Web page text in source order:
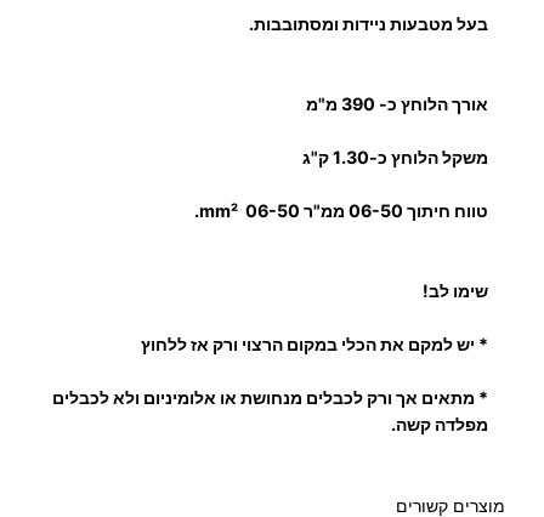
בעל מטבעות ניידות ומסתובבות.
אורך הלוחץ כ- 390 מ"מ
משקל הלוחץ כ-1.30 ק"ג
טווח חיתוך 06-50 ממ"ר mm² 06-50.
שימו לב!
* יש למקם את הכלי במקום הרצוי ורק אז ללחוץ
* מתאים אך ורקלכבלים מנחושת או אלומיניום ולא לכבלים
מפלדה קשה.
מוצרים קשורים